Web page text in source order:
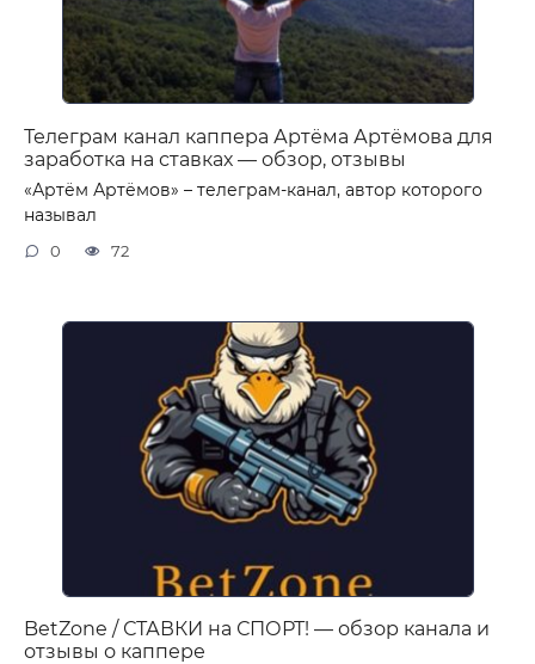
Телеграм канал каппера Артёма Артёмова для
заработка на ставках — обзор, отзывы
«Артём Артёмов» – телеграм-канал, автор которого
называл
0 72
BetZone / СТАВКИ на СПОРТ! — обзор канала и
отзывы о каппере